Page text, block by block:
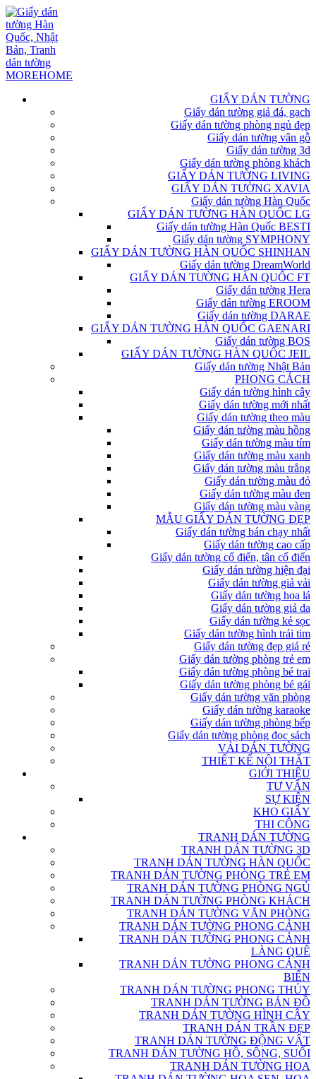
GIẤY DÁN TƯỜNG
Giấy dán tường giả đá, gạch
Giấy dán tường phòng ngủ đẹp
Giấy dán tường vân gỗ
Giấy dán tường 3d
Giấy dán tường phòng khách
GIẤY DÁN TƯỜNG LIVING
GIẤY DÁN TƯỜNG XAVIA
Giấy dán tường Hàn Quốc
GIẤY DÁN TƯỜNG HÀN QUỐC LG
Giấy dán tường Hàn Quốc BESTI
Giấy dán tường SYMPHONY
GIẤY DÁN TƯỜNG HÀN QUỐC SHINHAN
Giấy dán tường DreamWorld
GIẤY DÁN TƯỜNG HÀN QUỐC FT
Giấy dán tường Hera
Giấy dán tường EROOM
Giấy dán tường DARAE
GIẤY DÁN TƯỜNG HÀN QUỐC GAENARI
Giấy dán tường BOS
GIẤY DÁN TƯỜNG HÀN QUỐC JEIL
Giấy dán tường Nhật Bản
PHONG CÁCH
Giấy dán tường hình cây
Giấy dán tường mới nhất
Giấy dán tường theo màu
Giấy dán tường màu hồng
Giấy dán tường màu tím
Giấy dán tường màu xanh
Giấy dán tường màu trắng
Giấy dán tường màu đỏ
Giấy dán tường màu đen
Giấy dán tường màu vàng
MẪU GIẤY DÁN TƯỜNG ĐẸP
Giấy dán tường bán chạy nhất
Giấy dán tường cao cấp
Giấy dán tường cổ điển, tân cổ điển
Giấy dán tường hiện đại
Giấy dán tường giả vải
Giấy dán tường hoa lá
Giấy dán tường giả da
Giấy dán tường kẻ sọc
Giấy dán tường hình trái tim
Giấy dán tường đẹp giá rẻ
Giấy dán tường phòng trẻ em
Giấy dán tường phòng bé trai
Giấy dán tường phòng bé gái
Giấy dán tường văn phòng
Giấy dán tường karaoke
Giấy dán tường phòng bếp
Giấy dán tường phòng đọc sách
VẢI DÁN TƯỜNG
THIẾT KẾ NỘI THẤT
GIỚI THIỆU
TƯ VẤN
SỰ KIỆN
KHO GIẤY
THI CÔNG
TRANH DÁN TƯỜNG
TRANH DÁN TƯỜNG 3D
TRANH DÁN TƯỜNG HÀN QUỐC
TRANH DÁN TƯỜNG PHÒNG TRẺ EM
TRANH DÁN TƯỜNG PHÒNG NGỦ
TRANH DÁN TƯỜNG PHÒNG KHÁCH
TRANH DÁN TƯỜNG VĂN PHÒNG
TRANH DÁN TƯỜNG PHONG CẢNH
TRANH DÁN TƯỜNG PHONG CẢNH
LÀNG QUÊ
TRANH DÁN TƯỜNG PHONG CẢNH
BIỂN
TRANH DÁN TƯỜNG PHONG THỦY
TRANH DÁN TƯỜNG BẢN ĐỒ
TRANH DÁN TƯỜNG HÌNH CÂY
TRANH DÁN TRẦN ĐẸP
TRANH DÁN TƯỜNG ĐỘNG VẬT
TRANH DÁN TƯỜNG HỒ, SÔNG, SUỐI
TRANH DÁN TƯỜNG HOA